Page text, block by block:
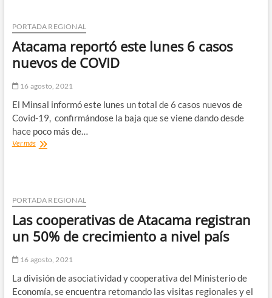
la
IX
Encuesta
Presupuestos
en
región
de
Atacama
PORTADA REGIONAL
Atacama reportó este lunes 6 casos
nuevos de COVID
16 agosto, 2021
El Minsal informó este lunes un total de 6 casos nuevos de
Covid-19, confirmándose la baja que se viene dando desde
hace poco más de…
Ver másAtacama
casos
nuevos
de
COVID
PORTADA REGIONAL
Las cooperativas de Atacama registran
un 50% de crecimiento a nivel país
16 agosto, 2021
La división de asociatividad y cooperativa del Ministerio de
Economía, se encuentra retomando las visitas regionales y el